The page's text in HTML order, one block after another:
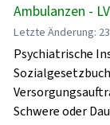
Ambulanzen -
Letzte Änderung:
Psychiatrische
Schwere oder